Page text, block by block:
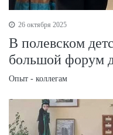
26 октября 2025
В полевском
большой форум
Опыт - коллегам